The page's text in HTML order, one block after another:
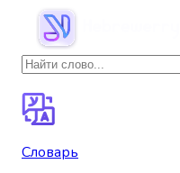
Словарь